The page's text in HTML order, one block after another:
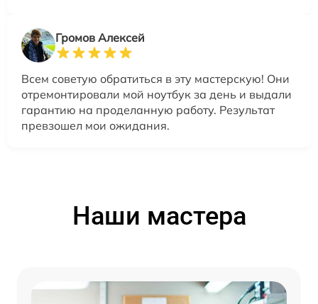
Громов Алексей
Всем советую обратиться в эту мастерскую! Они
отремонтировали мой ноутбук за день и выдали
гарантию на проделанную работу. Результат
превзошел мои ожидания.
Наши мастера